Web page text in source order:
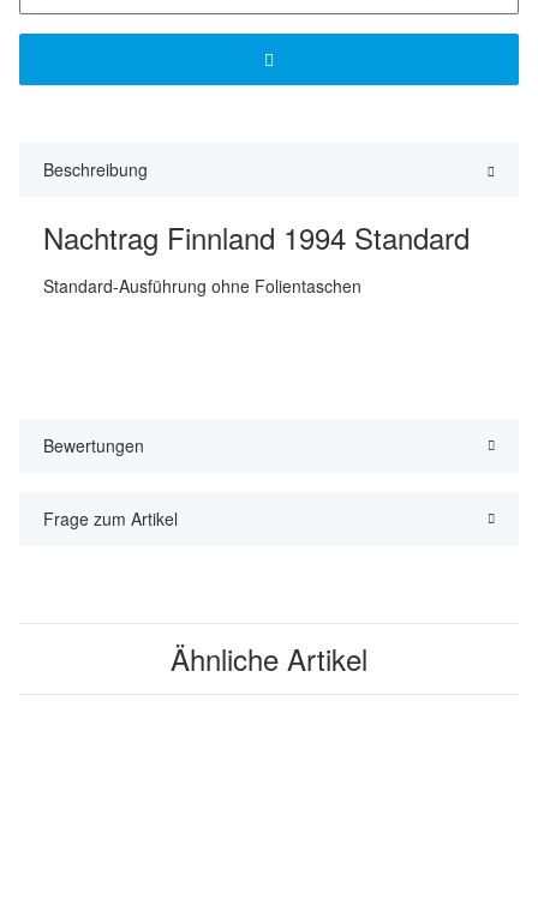
Beschreibung
Nachtrag Finnland 1994 Standard
Standard-Ausführung ohne Folientaschen
Bewertungen
Frage zum Artikel
Ähnliche Artikel